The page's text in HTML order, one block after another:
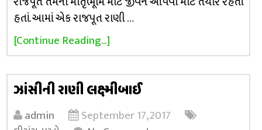
હતાં. આમાં એક રાજપૂત રાણી …
[Continue Reading...]
ઝાંસીની રાણી લક્ષ્મીબાઈ
admin
September 17, 2017